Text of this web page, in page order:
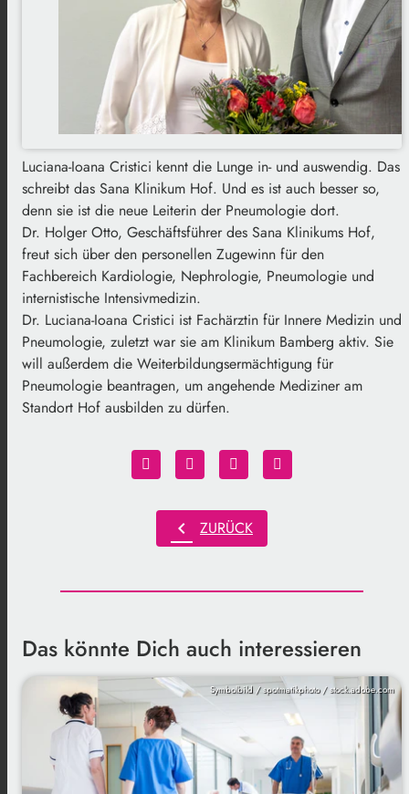
Luciana-Ioana Cristici kennt die Lunge in- und auswendig. Das
schreibt das Sana Klinikum Hof. Und es ist auch besser so,
denn sie ist die neue Leiterin der Pneumologie dort.
Dr. Holger Otto, Geschäftsführer des Sana Klinikums Hof,
freut sich über den personellen Zugewinn für den
Fachbereich Kardiologie, Nephrologie, Pneumologie und
internistische Intensivmedizin.
Dr. Luciana-Ioana Cristici ist Fachärztin für Innere Medizin und
Pneumologie, zuletzt war sie am Klinikum Bamberg aktiv. Sie
will außerdem die Weiterbildungsermächtigung für
Pneumologie beantragen, um angehende Mediziner am
Standort Hof ausbilden zu dürfen.
chevron_left ZURÜCK
Das könnte Dich auch interessieren
Symbolbild / spotmatikphoto / stock.adobe.com